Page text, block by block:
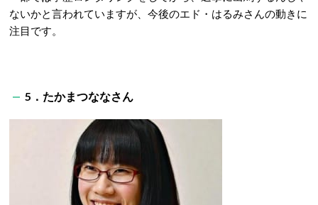
ないかと言われていますが、今後のエド・はるみさんの動きに
注目です。
5．たかまつななさん